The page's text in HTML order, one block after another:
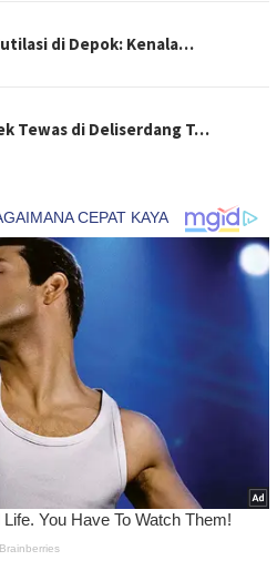
di Depok: Kenala…
Tewas di Deliserdang T…